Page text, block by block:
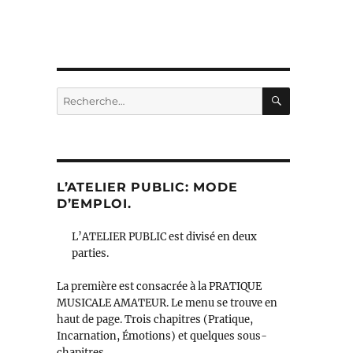
Recherche
pour :
L’ATELIER PUBLIC: MODE
D’EMPLOI.
L’ATELIER PUBLIC est divisé en deux
parties.
La première est consacrée à la PRATIQUE
MUSICALE AMATEUR. Le menu se trouve en
haut de page. Trois chapitres (Pratique,
Incarnation, Émotions) et quelques sous-